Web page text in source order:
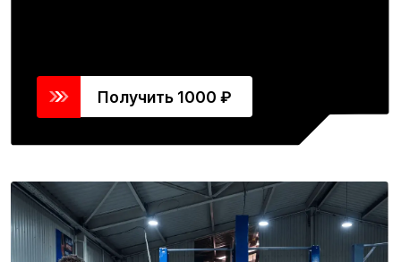
Стройте карьеру в сети автосервисов
оборудованием
Актуальные вакансии
Растим экспертов
и ценим профессионалов